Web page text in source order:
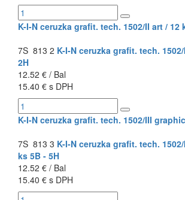
K-I-N ceruzka grafit. tech. 1502/II art / 12
7S 813 2 K-I-N ceruzka grafit. tech.
2H
12.52 € / Bal
15.40 € s DPH
K-I-N ceruzka grafit. tech. 1502/III
7S 813 3 K-I-N ceruzka grafit. tech.
ks 5B - 5H
12.52 € / Bal
15.40 € s DPH